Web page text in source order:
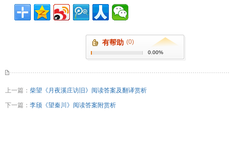
有帮助 (0)
0.00%
上一篇： 柴望《月夜溪庄访旧》阅读答案及翻译赏析
下一篇： 李颀《望秦川》阅读答案附赏析